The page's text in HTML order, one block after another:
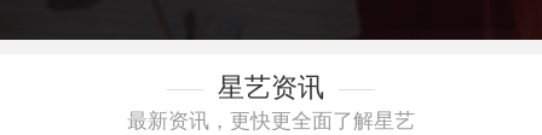
星艺资讯
最新资讯，更快更全面了解星艺